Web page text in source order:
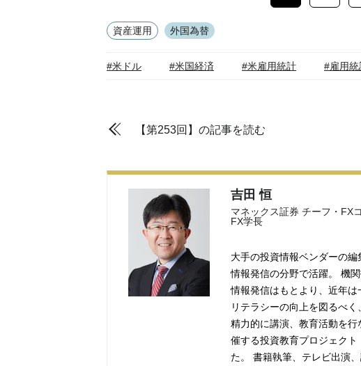
資産運用 外国為替
#米ドル #米国経済 #米雇用統計 #雇用統
【第253回】の記事を読む
吉田 恒
マネックス証券 チーフ・FX
FX学長
大手の投資情報ベンダーの
情報発信の分野で活躍。 機
情報発信はもとより、近年
リテラシーの向上を図るべ
精力的に講演、教育活動を
催する投資教育プロジェク
た。 書籍執筆、テレビ出演